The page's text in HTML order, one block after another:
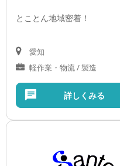
とことん地域密着！
愛知
軽作業・物流 / 製造
詳しくみる